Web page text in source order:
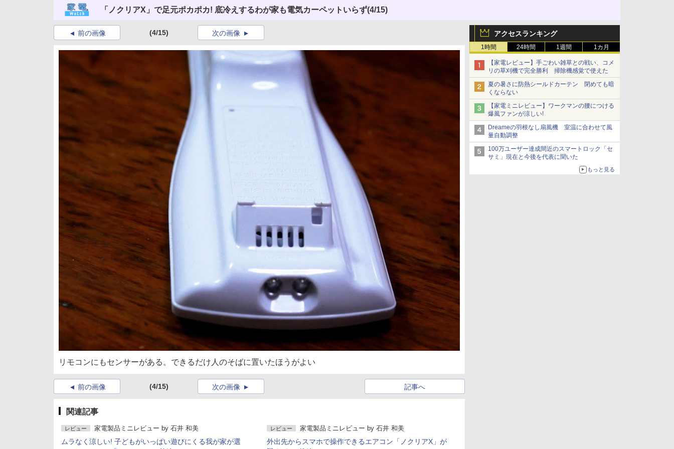
「ノクリアX」で足元ポカポカ! 底冷えするわが家も電気カーペットいらず(4/15)
アクセスランキング
1時間 24時間 1週間 1カ月
【家電レビュー】手ごわい雑草との戦い、コメ
リの草刈機で完全勝利 掃除機感覚で使えた
夏の暑さに防熱シールドカーテン 閉めても暗
くならない
【家電ミニレビュー】ワークマンの腰につける
爆風ファンが涼しい!
Dreameの羽根なし扇風機 室温に合わせて風
量自動調整
100万ユーザー達成間近のスマートロック「セ
サミ」現在と今後を代表に聞いた
もっと見る
前の画像 (4/15) 次の画像
リモコンにもセンサーがある。できるだけ人のそばに置いたほうがよい
前の画像 (4/15) 記事へ
次の画像
関連記事
レビュー 家電製品ミニレビュー by 石井 和美
ムラなく涼しい! 子どもがいっぱい遊びにくる我が家が選
レビュー 家電製品ミニレビュー by 石井 和美
外出先からスマホで操作できるエアコン「ノクリアX」が